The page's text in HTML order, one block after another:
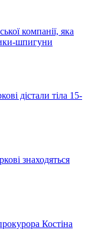
компанії, яка
шпигуни
дістали тіла 15-
знаходяться
Костіна